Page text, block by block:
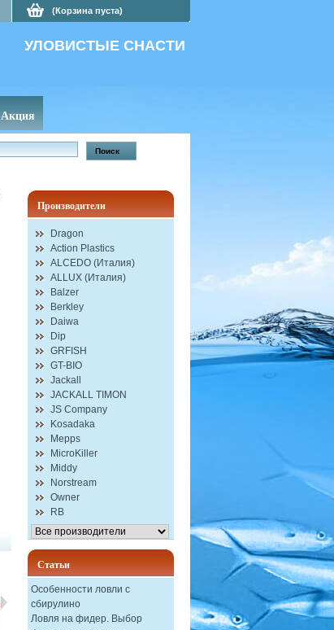
(Корзина пуста)
УЛОВИСТЫЕ СНАСТИ
Акция
Производители
Dragon
Action Plastics
ALCEDO (Италия)
ALLUX (Италия)
Balzer
Berkley
Daiwa
Dip
GRFISH
GT-BIO
Jackall
JACKALL TIMON
JS Company
Kosadaka
Mepps
MicroKiller
Middy
Norstream
Owner
RB
Статьи
Особенности ловли с
сбирулино
Ловля на фидер. Выбор